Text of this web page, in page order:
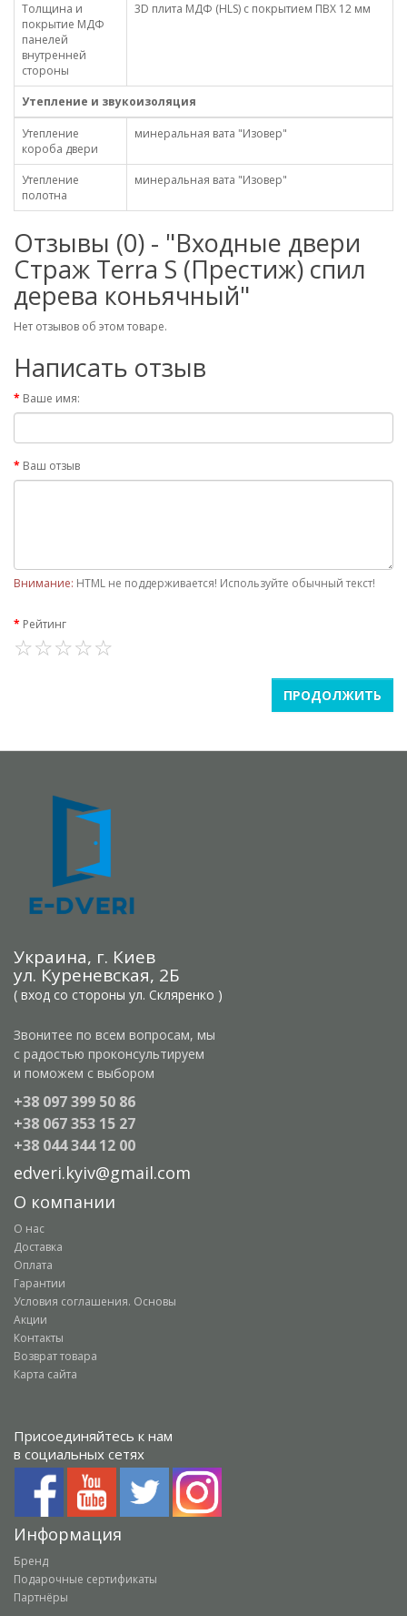
Толщина и
покрытие МДФ
панелей
внутренней
стороны
3D плита МДФ (HLS) с покрытием ПВХ 12 мм
Утепление и звукоизоляция
Утепление
короба двери
минеральная вата "Изовер"
Утепление
полотна
минеральная вата "Изовер"
Отзывы (0) - "Входные двери
Страж Terra S (Престиж) спил
дерева коньячный"
Нет отзывов об этом товаре.
Написать отзыв
Ваше имя:
Ваш отзыв
Внимание: HTML не поддерживается! Используйте обычный текст!
Рейтинг
ПРОДОЛЖИТЬ
Украина, г. Киев
ул. Куреневская, 2Б
( вход со стороны ул. Скляренко )
Звонитее по всем вопросам, мы
с радостью проконсультируем
и поможем с выбором
+38 097 399 50 86
+38 067 353 15 27
+38 044 344 12 00
edveri.kyiv@gmail.com
О компании
О нас
Доставка
Оплата
Гарантии
Условия соглашения. Основы
Акции
Контакты
Возврат товара
Карта сайта
Присоединяйтесь к нам
в социальных сетях
Информация
Бренд
Подарочные сертификаты
Партнёры